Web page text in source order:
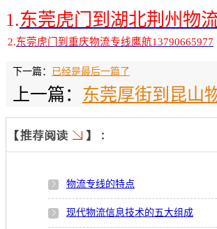
1.东莞虎门到湖北荆州物
2.东莞虎门到重庆物流专线鹰航13790665977
下一篇： 已经是最后一篇了
上一篇： 东莞厚街到昆山
物流专线的特点
现代物流信息技术的五大组成